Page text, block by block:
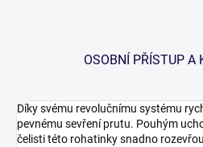
OSOBNÍ PŘÍSTUP A
Díky svému revolučnímu systému
pevnému sevření prutu. Pouhým
čelisti této rohatinky snadno